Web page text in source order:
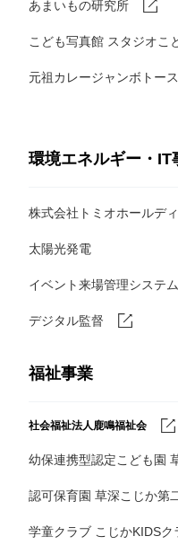
あまいもの研究所
こども写真館 スタジオこ
元祖カレージャンボトー
環境エネルギー・IT
株式会社トミオホールデ
太陽光発電
イベント来場管理システ
デジタル監督
福祉事業
社会福祉法人鹿鳴福祉会
幼保連携型認定こども園
認可保育園 草深こじか第
学童クラブ こじかKIDSク